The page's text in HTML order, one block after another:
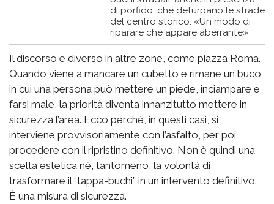
di porfido, che deturpano le strade
del centro storico: «Un modo di
riparare che appare aberrante»
Il discorso è diverso in altre zone, come piazza Roma.
Quando viene a mancare un cubetto e rimane un buco
in cui una persona può mettere un piede, inciampare e
farsi male, la priorità diventa innanzitutto mettere in
sicurezza l’area. Ecco perché, in questi casi, si
interviene provvisoriamente con l’asfalto, per poi
procedere con il ripristino definitivo. Non è quindi una
scelta estetica né, tantomeno, la volontà di
trasformare il “tappa-buchi” in un intervento definitivo.
È una misura di sicurezza.